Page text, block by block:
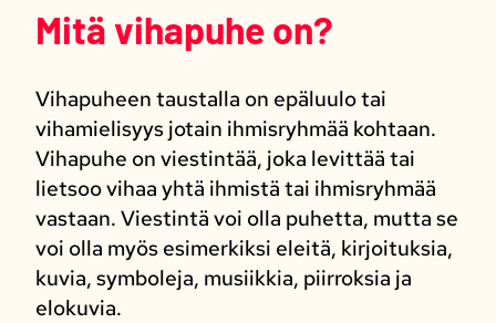
Mitä vihapuhe on?
Vihapuheen taustalla on epäluulo tai
vihamielisyys jotain ihmisryhmää kohtaan.
Vihapuhe on viestintää, joka levittää tai
lietsoo vihaa yhtä ihmistä tai ihmisryhmää
vastaan. Viestintä voi olla puhetta, mutta se
voi olla myös esimerkiksi eleitä, kirjoituksia,
kuvia, symboleja, musiikkia, piirroksia ja
elokuvia.